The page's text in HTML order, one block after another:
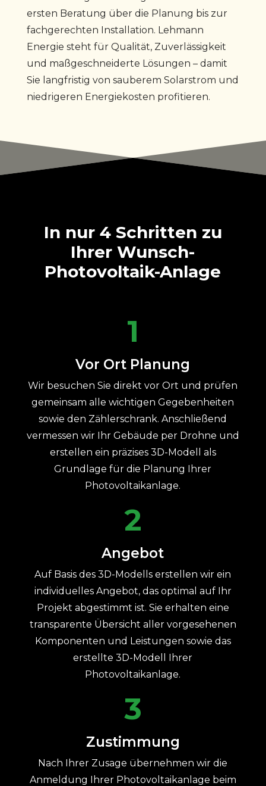
ersten Beratung über die Planung bis zur
fachgerechten Installation. Lehmann
Energie steht für Qualität, Zuverlässigkeit
und maßgeschneiderte Lösungen – damit
Sie langfristig von sauberem Solarstrom und
niedrigeren Energiekosten profitieren.
In nur 4 Schritten zu
Ihrer Wunsch-
Photovoltaik-Anlage
1
Vor Ort Planung
Wir besuchen Sie direkt vor Ort und prüfen
gemeinsam alle wichtigen Gegebenheiten
sowie den Zählerschrank. Anschließend
vermessen wir Ihr Gebäude per Drohne und
erstellen ein präzises 3D-Modell als
Grundlage für die Planung Ihrer
Photovoltaikanlage.
2
Angebot
Auf Basis des 3D-Modells erstellen wir ein
individuelles Angebot, das optimal auf Ihr
Projekt abgestimmt ist. Sie erhalten eine
transparente Übersicht aller vorgesehenen
Komponenten und Leistungen sowie das
erstellte 3D-Modell Ihrer
Photovoltaikanlage.
3
Zustimmung
Nach Ihrer Zusage übernehmen wir die
Anmeldung Ihrer Photovoltaikanlage beim